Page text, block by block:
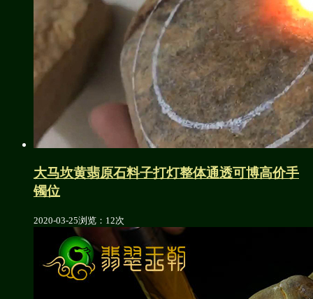
大马坎黄翡原石料子打灯整体通透可博高价手
镯位
2020-03-25浏览：12次